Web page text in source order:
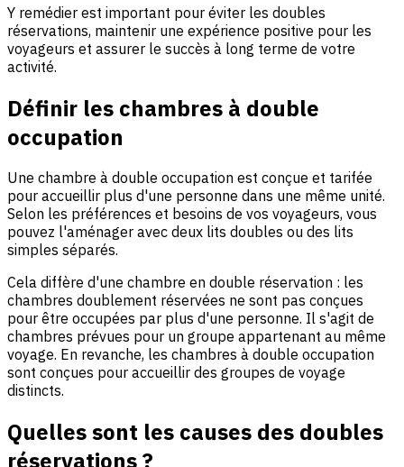
Y remédier est important pour éviter les doubles
réservations, maintenir une expérience positive pour les
voyageurs et assurer le succès à long terme de votre
activité.
Définir les chambres à double
occupation
Une chambre à double occupation est conçue et tarifée
pour accueillir plus d'une personne dans une même unité.
Selon les préférences et besoins de vos voyageurs, vous
pouvez l'aménager avec deux lits doubles ou des lits
simples séparés.
Cela diffère d'une chambre en double réservation : les
chambres doublement réservées ne sont pas conçues
pour être occupées par plus d'une personne. Il s'agit de
chambres prévues pour un groupe appartenant au même
voyage. En revanche, les chambres à double occupation
sont conçues pour accueillir des groupes de voyage
distincts.
Quelles sont les causes des doubles
réservations ?